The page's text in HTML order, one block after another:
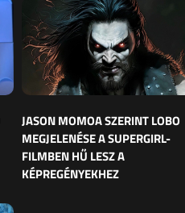
JASON MOMOA SZERINT LOBO
MEGJELENÉSE A SUPERGIRL-
FILMBEN HŰ LESZ A
KÉPREGÉNYEKHEZ